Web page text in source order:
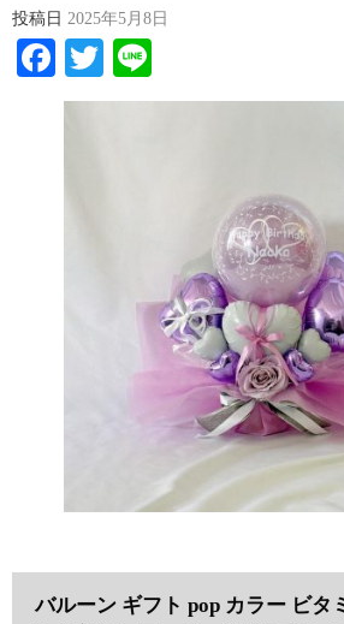
投稿日 2025年5月8日
Facebook
Twitter
バルーン ギフト pop カラー ビタ